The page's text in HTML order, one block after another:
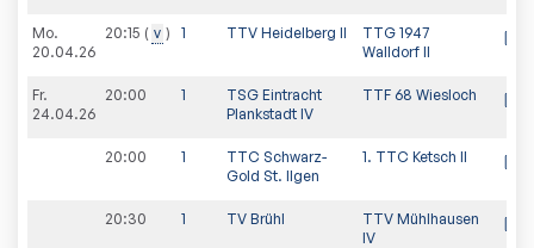
Mo.
20.04.26
20:15 v 1 TTV Heidelberg II
TTG 1947
Walldorf II
Fr.
24.04.26
20:00 1
TSG Eintracht
Plankstadt IV
TTF 68 Wiesloch
20:00 1
TTC Schwarz-
Gold St. Ilgen
1. TTC Ketsch II
20:30 1 TV Brühl
TTV Mühlhausen
IV